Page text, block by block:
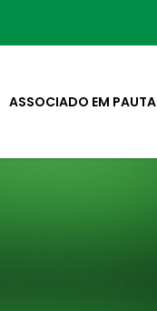
ASSOCIADO EM PAUTA